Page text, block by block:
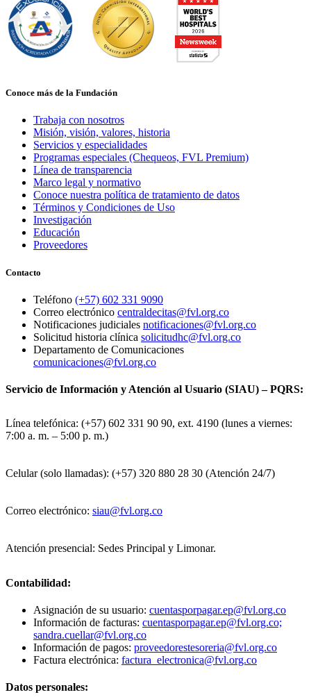
Conoce más de la Fundación
Trabaja con nosotros
Misión, visión, valores, historia
Servicios y especialidades
Programas especiales (Chequeos, FVL Premium)
Línea de transparencia
Marco legal y normativo
Conoce nuestra política de tratamiento de datos
Términos y Condiciones de Uso
Investigación
Educación
Proveedores
Contacto
Teléfono (+57) 602 331 9090
Correo electrónico centraldecitas@fvl.org.co
Notificaciones judiciales notificaciones@fvl.org.co
Solicitud historia clínica solicitudhc@fvl.org.co
Departamento de Comunicaciones
comunicaciones@fvl.org.co
Servicio de Información y Atención al Usuario (SIAU) – PQRS:
Línea telefónica: (+57) 602 331 90 90, ext. 4190 (lunes a viernes:
7:00 a. m. – 5:00 p. m.)
Celular (solo llamadas): (+57) 320 880 28 30 (Atención 24/7)
Correo electrónico: siau@fvl.org.co
Atención presencial: Sedes Principal y Limonar.
Contabilidad:
Asignación de su usuario: cuentasporpagar.ep@fvl.org.co
Información de facturas: cuentasporpagar.ep@fvl.org.co;
sandra.cuellar@fvl.org.co
Información de pagos: proveedorestesoreria@fvl.org.co
Factura electrónica: factura_electronica@fvl.org.co
Datos personales: